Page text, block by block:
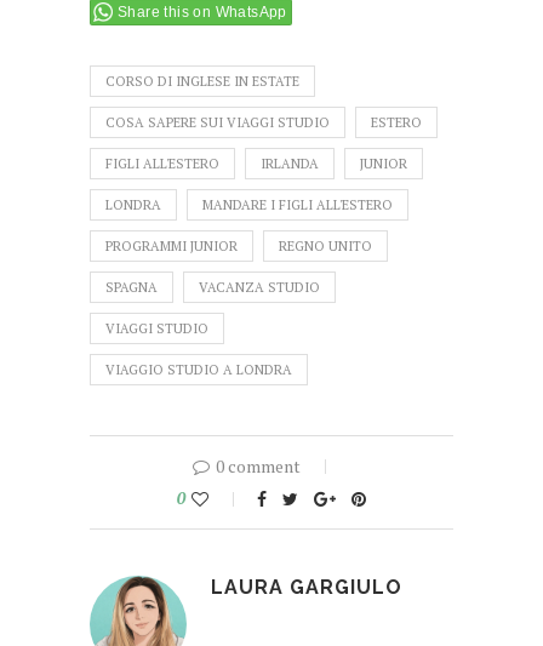
Share this on WhatsApp
CORSO DI INGLESE IN ESTATE
COSA SAPERE SUI VIAGGI STUDIO ESTERO
FIGLI ALL'ESTERO IRLANDA JUNIOR
LONDRA MANDARE I FIGLI ALL'ESTERO
PROGRAMMI JUNIOR REGNO UNITO
SPAGNA VACANZA STUDIO
VIAGGI STUDIO
VIAGGIO STUDIO A LONDRA
0 comment
0
LAURA GARGIULO